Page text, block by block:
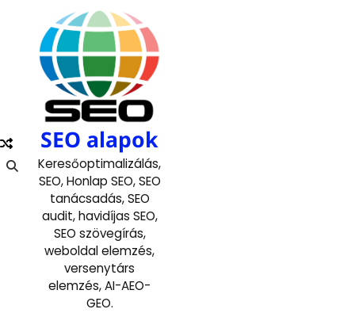
content
SEO alapok
Keresőoptimalizálás,
SEO, Honlap SEO, SEO
tanácsadás, SEO
audit, havidíjas SEO,
SEO szövegírás,
weboldal elemzés,
versenytárs
elemzés, AI-AEO-
GEO.